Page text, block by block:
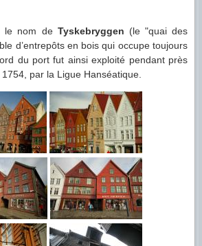
le nom de Tyskebryggen (le "quai des
d’entrepôts en bois qui occupe toujours
du port fut ainsi exploité pendant près
par la Ligue Hanséatique.